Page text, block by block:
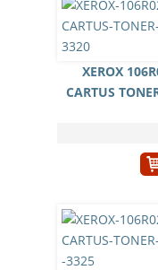
XEROX
CARTUS